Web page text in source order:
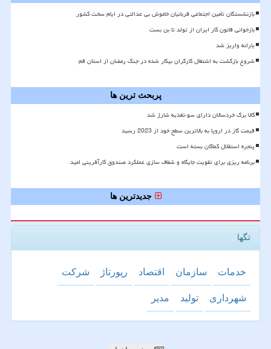
بازنشستگان تأمین اجتماعی قربانیان خاموش بی عدالتی در ایام سخت کشور
بازخوانی قانون کار ایران از تولد تا بن بست
یارانه واریز شد
شروع بازگشت به اشتغال کارگران بیکار شده در جنگ رمضان از استان قم
پربحث ترین ها
کالا برگ خردسالان دارای سوءتغذیه شارژ شد
قیمت گاز در اروپا به بالاترین سطح خود از 2023 رسید
پنجره استقلال کماکان بسته است
برنامه ریزی برای تقویت جایگاه و شفاف سازی عملکرد صندوق کارآفرینی امید
جدیدترین ها
تگها
خدمات سازمان اقتصاد رپورتاژ شركت
شهرداری تولید مدیر